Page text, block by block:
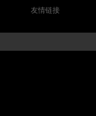
友情链接